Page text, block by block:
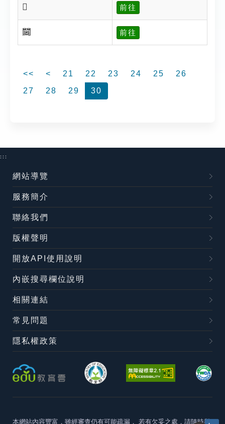
𨷸 前往
𨷻 前往
<< < 21 22 23 24 25
26
27
28 29 30
:::
網站導覽
服務簡介
聯絡我們
版權聲明
開放API使用說明
內嵌搜尋欄位說明
相關連結
常見問題
隱私權政策
本網站內容豐富，雖經審查仍有可能疏漏， 若有欠妥之處，請隨時與